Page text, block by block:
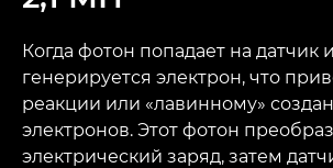
Когда фотон попадает на датчик
генерируется электрон, что
реакции или «лавинному»
электронов. Этот фотон
электрический заряд, затем